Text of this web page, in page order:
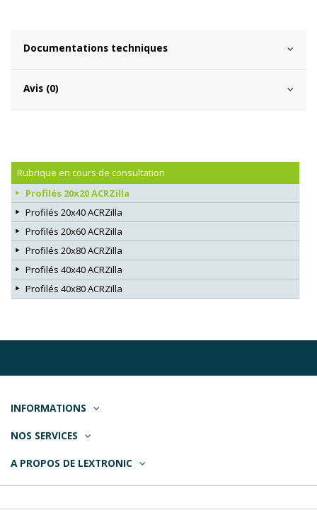
Documentations techniques
Avis (0)
Rubrique en cours de consultation
Profilés 20x20 ACRZilla
Profilés 20x40 ACRZilla
Profilés 20x60 ACRZilla
Profilés 20x80 ACRZilla
Profilés 40x40 ACRZilla
Profilés 40x80 ACRZilla
INFORMATIONS
NOS SERVICES
A PROPOS DE LEXTRONIC